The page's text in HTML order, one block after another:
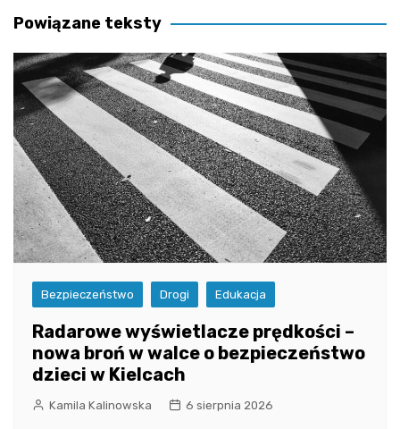
Powiązane teksty
Bezpieczeństwo Drogi Edukacja
Radarowe wyświetlacze prędkości –
nowa broń w walce o bezpieczeństwo
dzieci w Kielcach
Kamila Kalinowska 6 sierpnia 2026